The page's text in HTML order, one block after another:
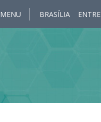
MENU BRASÍLIA